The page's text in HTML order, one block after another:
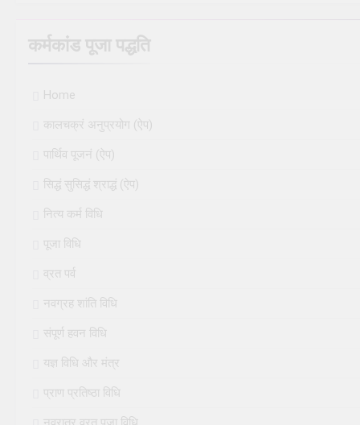
कर्मकांड पूजा पद्धति
Home
कालचक्रं अनुप्रयोग (ऐप)
पार्थिव पूजनं (ऐप)
सिद्धं सुसिद्धं श्राद्धं (ऐप)
नित्य कर्म विधि
पूजा विधि
व्रत पर्व
नवग्रह शांति विधि
संपूर्ण हवन विधि
यज्ञ विधि और मंत्र
प्राण प्रतिष्ठा विधि